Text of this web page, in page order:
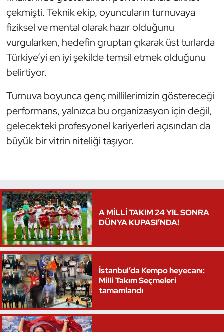
çekmişti. Teknik ekip, oyuncuların turnuvaya
fiziksel ve mental olarak hazır olduğunu
vurgularken, hedefin gruptan çıkarak üst turlarda
Türkiye’yi en iyi şekilde temsil etmek olduğunu
belirtiyor.
Turnuva boyunca genç millilerimizin göstereceği
performans, yalnızca bu organizasyon için değil,
gelecekteki profesyonel kariyerleri açısından da
büyük bir vitrin niteliği taşıyor.
A MİLLİ TAKIM 24 YIL SONRA
DÜNYA KUPASI’NDA!
İstanbul’da Kempo heyecanı:
Milli Takım Seçmeleri
tamamlandı
Triatlon
Voleybol
Vücut Geliştirme Fitness
Wushu Kungfu
Yelken
Yüzme